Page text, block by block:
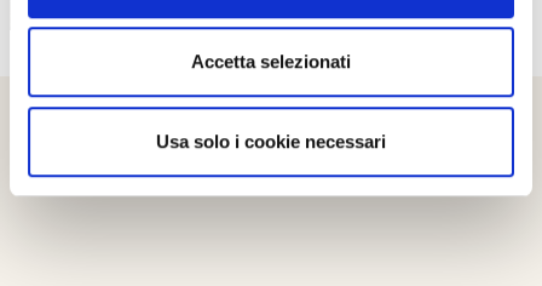
Accetta selezionati
Usa solo i cookie necessari